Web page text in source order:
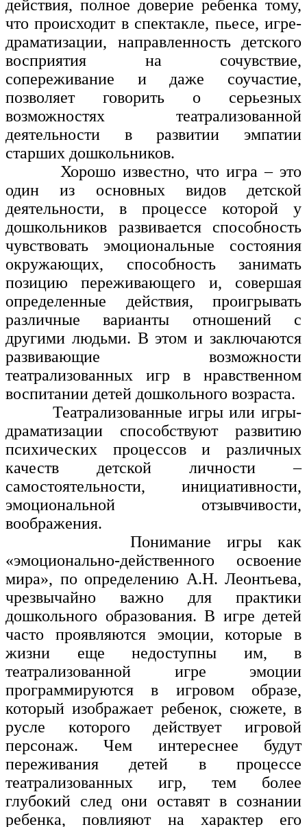
действия, полное доверие ребенка тому,
что происходит в спектакле, пьесе, игре-
драматизации, направленность детского
восприятия на сочувствие,
сопереживание и даже соучастие,
позволяет говорить о серьезных
возможностях театрализованной
деятельности в развитии эмпатии
старших дошкольников.
Хорошо известно, что игра – это
один из основных видов детской
деятельности, в процессе которой у
дошкольников развивается способность
чувствовать эмоциональные состояния
окружающих, способность занимать
позицию переживающего и, совершая
определенные действия, проигрывать
различные варианты отношений с
другими людьми. В этом и заключаются
развивающие возможности
театрализованных игр в нравственном
воспитании детей дошкольного возраста.
Театрализованные игры или игры-
драматизации способствуют развитию
психических процессов и различных
качеств детской личности –
самостоятельности, инициативности,
эмоциональной отзывчивости,
воображения.
Понимание игры как
«эмоционально-действенного освоение
мира», по определению А.Н. Леонтьева,
чрезвычайно важно для практики
дошкольного образования. В игре детей
часто проявляются эмоции, которые в
жизни еще недоступны им, в
театрализованной игре эмоции
программируются в игровом образе,
который изображает ребенок, сюжете, в
русле которого действует игровой
персонаж. Чем интереснее будут
переживания детей в процессе
театрализованных игр, тем более
глубокий след они оставят в сознании
ребенка, повлияют на характер его